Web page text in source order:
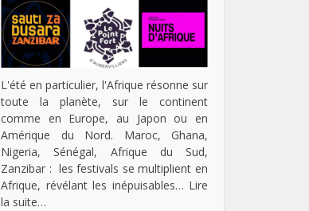
L'été en particulier, l'Afrique résonne sur
toute la planète, sur le continent
comme en Europe, au Japon ou en
Amérique du Nord. Maroc, Ghana,
Nigeria, Sénégal, Afrique du Sud,
Zanzibar : les festivals se multiplient en
Afrique, révélant les inépuisables… Lire
la suite…